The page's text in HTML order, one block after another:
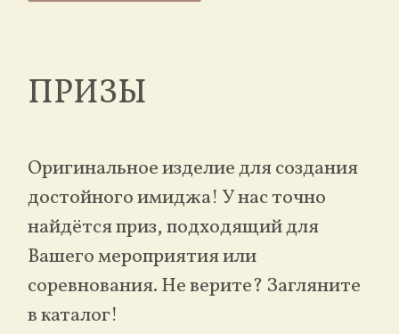
ПРИЗЫ
Оригинальное изделие для создания
достойного имиджа! У нас точно
найдётся приз, подходящий для
Вашего мероприятия или
соревнования. Не верите? Загляните
в каталог!